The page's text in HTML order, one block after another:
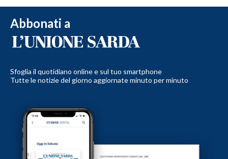
Abbonati a
Sfoglia il quotidiano online e sul tuo smartphone
Tutte le notizie del giorno aggiornate minuto per minuto